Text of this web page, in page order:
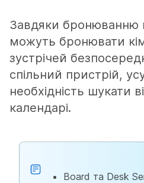
Завдяки бронюванню
можуть бронювати
зустрічей
спільний пристрій,
необхідність шукати
календарі.
Board та Desk